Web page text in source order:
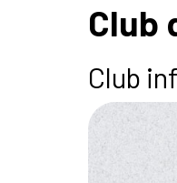
Club
Club